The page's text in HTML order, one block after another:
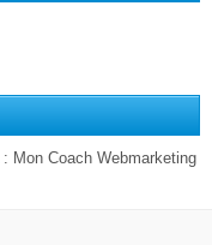
: Mon Coach Webmarketing